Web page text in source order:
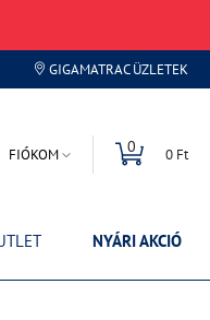
GIGAMATRAC ÜZLETEK
FIÓKOM 0 0 Ft
NYÁRI AKCIÓ